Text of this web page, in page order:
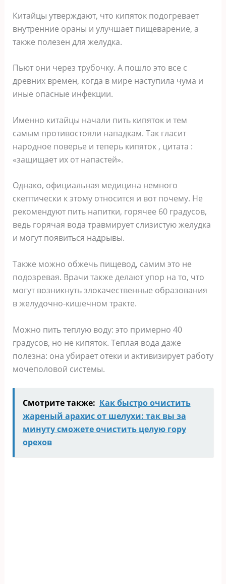
Китайцы утверждают, что кипяток подогревает
внутренние ораны и улучшает пищеварение, а
также полезен для желудка.
Пьют они через трубочку. А пошло это все с
древних времен, когда в мире наступила чума и
иные опасные инфекции.
Именно китайцы начали пить кипяток и тем
самым противостояли нападкам. Так гласит
народное поверье и теперь кипяток , цитата :
«защищает их от напастей».
Однако, официальная медицина немного
скептически к этому относится и вот почему. Не
рекомендуют пить напитки, горячее 60 градусов,
ведь горячая вода травмирует слизистую желудка
и могут появиться надрывы.
Также можно обжечь пищевод, самим это не
подозревая. Врачи также делают упор на то, что
могут возникнуть злокачественные образования
в желудочно-кишечном тракте.
Можно пить теплую воду: это примерно 40
градусов, но не кипяток. Теплая вода даже
полезна: она убирает отеки и активизирует работу
мочеполовой системы.
Смотрите также: Как быстро очистить
жареный арахис от шелухи: так вы за
минуту сможете очистить целую гору
орехов